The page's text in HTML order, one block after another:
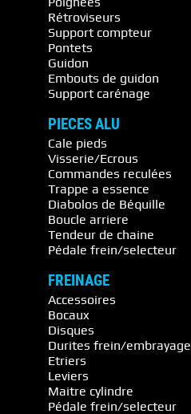
Rétroviseurs
Support compteur
Pontets
Guidon
Embouts de guidon
Support carénage
PIECES ALU
Cale pieds
Visserie/Ecrous
Commandes reculées
Trappe a essence
Diabolos de Béquille
Boucle arriere
Tendeur de chaine
Pédale frein/selecteur
FREINAGE
Accessoires
Bocaux
Disques
Durites frein/embrayage
Etriers
Leviers
Maitre cylindre
Pédale frein/selecteur